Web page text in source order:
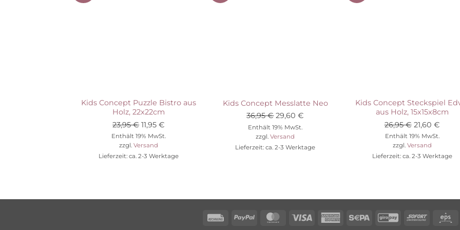
Kids Concept Puzzle Bistro aus
Holz, 22x22cm
23,95€ Ursprünglicher
Preis
war:
23,95 €
11,95€
Preis
11,95 €.
Enthält 19% MwSt.
zzgl.Versand
Lieferzeit: ca. 2-3 Werktage
Kids Concept Messlatte Neo
36,95€ Ursprünglicher
Preis
war:
36,95 €
29,60€
29,60 €.
Enthält 19% MwSt.
zzgl.Versand
Lieferzeit: ca. 2-3 Werktage
Kids Concept Steckspiel
aus Holz, 15x15x8cm
26,95€
Preis
war:
26,95 €
21,60 €
Preis
21,60
Enthält 19% MwSt.
zzgl. Versand
Lieferzeit: ca. 2-3 Werktage
RechungPayPal MasterCard
Visa
American Sepa GiroPaySofort